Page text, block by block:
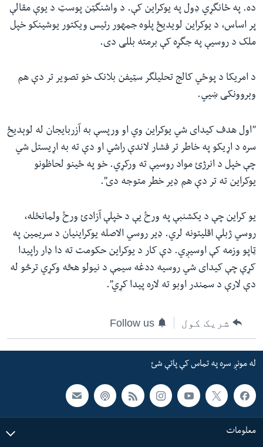
ده. په ځانگړي ډول په یوکراین کې. د واشنگټن پوسټ د یوې مقالې
پر اساس، د یوکراین لویدیځ پلوه جمهور رئیس ویکتور یوشینکو خپل
ملک د روسیې په جگړه کې برمته بللی دی.
د امریکا د پوځي کالج تحلیلگر سټیفن بلانک خو تصویر تر دې هم
وېروونکی ښيي.
”اول هدف کیدای شي یوکراین وي او ورپسې به آزربایجان له لوېدیځ
سره د اړیکو په خاطر تر فشار لاندې راشي او دې ته به اړیستل شي
چې خپل د انرژئ مواد روسیې ته ورکړي. خو په ځینو لحاظونو
یوکراین ته تر دې هم ډیر خطر متوجه دی”.
یو کراین چې د یکشنبې په ورځ یې د خپلې آزادئ ورځ ولمانځله،
روسي ژبلې اقلیتونه لري. ډیر روسي الاصله یوکراینیان د سریمین په
ټاپو وزمه کې اوسیږي. دې کار د یوکراین حکومت ته دا ډار راپیدا
کړې چې کیدای شي روسیه ددغه سیمې د نیولو هڅه وکړي ترڅو له
دې لارې د سمندر اوبو ته لاره پیدا کړي”.
شریک کول Follow us
له مونږ سره په تماس کې پاتې شئ
معلومات